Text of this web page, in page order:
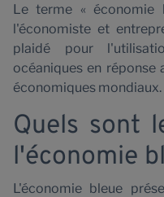
Le terme « économie
l'économiste et
plaidé pour
océaniques en réponse
économiques mondiaux.
Quels sont
l'économie
L'économie bleue